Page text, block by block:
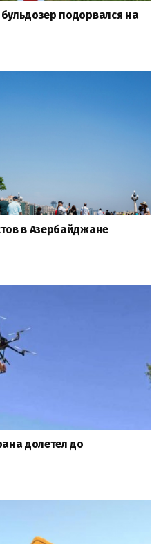
подорвался на
в Азербайджане
долетел до